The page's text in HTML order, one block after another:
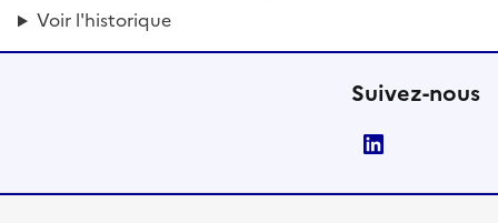
Voir l'historique
Suivez-nous